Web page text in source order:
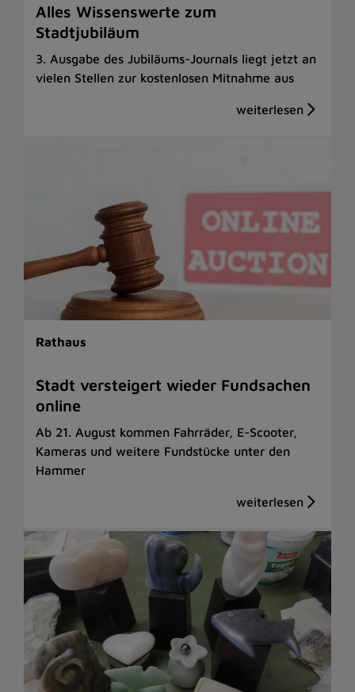
Alles Wissenswerte zum
Stadtjubiläum
3. Ausgabe des Jubiläums-Journals liegt jetzt an
vielen Stellen zur kostenlosen Mitnahme aus
Rathaus
Stadt versteigert wieder Fundsachen
online
Ab 21. August kommen Fahrräder, E-Scooter,
Kameras und weitere Fundstücke unter den
Hammer